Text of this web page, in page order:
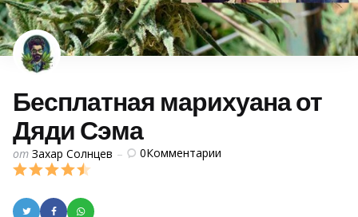
Бесплатная марихуана от
Дяди Сэма
Posted
by
от Захар Солнцев 0Комментарии